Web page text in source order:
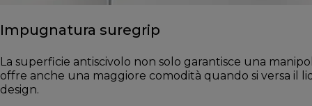
Impugnatura suregrip
La superficie antiscivolo non solo garantisce una
offre anche una maggiore comodità quando si versa il
design.